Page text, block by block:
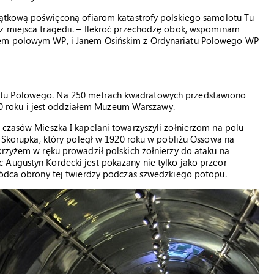
poświęconą ofiarom katastrofy polskiego samolotu Tu-
miejsca tragedii. – Ilekroć przechodzę obok, wspominam
polowym WP, i Janem Osińskim z Ordynariatu Polowego WP
Polowego. Na 250 metrach kwadratowych przedstawiono
i jest oddziałem Muzeum Warszawy.
Mieszka I kapelani towarzyszyli żołnierzom na polu
który poległ w 1920 roku w pobliżu Ossowa na
w ręku prowadził polskich żołnierzy do ataku na
Kordecki jest pokazany nie tylko jako przeor
obrony tej twierdzy podczas szwedzkiego potopu.